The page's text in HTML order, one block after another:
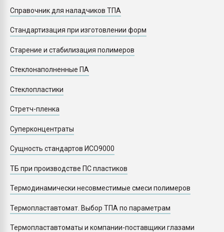
Справочник для наладчиков ТПА
Стандартизация при изготовлении форм
Старение и стабилизация полимеров
Стеклонаполненные ПА
Стеклопластики
Стретч-пленка
Суперконцентраты
Сущность стандартов ИСО9000
ТБ при производстве ПС пластиков
Термодинамически несовместимые смеси полимеров
Термопластавтомат. Выбор ТПА по параметрам
Термопластавтоматы и компании-поставщики глазами